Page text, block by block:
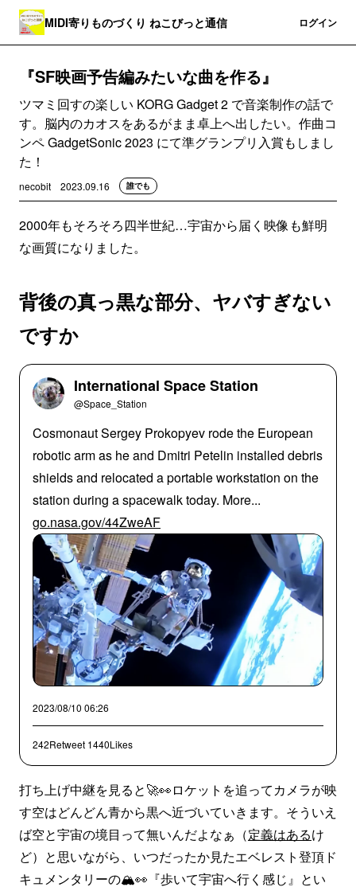
MIDI寄りものづくり ねこびっと通信 ログイン
『SF映画予告編みたいな曲を作る』
ツマミ回すの楽しい KORG Gadget 2 で音楽制作の話で
す。脳内のカオスをあるがまま卓上へ出したい。作曲コ
ンペ GadgetSonic 2023 にて準グランプリ入賞もしまし
た！
necobit 2023.09.16 誰でも
2000年もそろそろ四半世紀…宇宙から届く映像も鮮明
な画質になりました。
背後の真っ黒な部分、ヤバすぎない
ですか
International Space Station
@Space_Station
Cosmonaut Sergey Prokopyev rode the European
robotic arm as he and Dmitri Petelin installed debris
shields and relocated a portable workstation on the
station during a spacewalk today. More...
go.nasa.gov/44ZweAF
2023/08/10 06:26
242Retweet 1440Likes
打ち上げ中継を見ると🚀👀ロケットを追ってカメラが映
す空はどんどん青から黒へ近づいていきます。そういえ
ば空と宇宙の境目って無いんだよなぁ（定義はあるけ
ど）と思いながら、いつだったか見たエベレスト登頂ド
キュメンタリーの🏔👀『歩いて宇宙へ行く感じ』とい